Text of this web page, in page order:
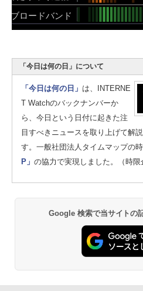
「今日は何の日」について
「今日は何の日」 は、INTERNE
T Watchのバックナンバーか
ら、今日という日付に起きた注
目すべきニュースを取り上げて解
す。一般社団法人タイムマップの
P」 の協力で実現しました。（時限
Google 検索で当サイトの